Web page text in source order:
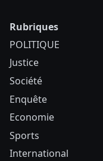
Rubriques
POLITIQUE
Justice
Société
Enquête
Economie
Sports
International